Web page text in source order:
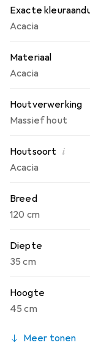
Exacte
Acacia
Materiaal
Acacia
Houtverwerking
Massief hout
Houtsoort i
Acacia
Breed
120 cm
Diepte
35 cm
Hoogte
45 cm
Meer tonen